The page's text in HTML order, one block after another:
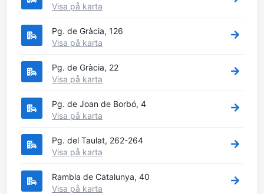
Visa på karta
Pg. de Gràcia, 126
Visa på karta
Pg. de Gràcia, 22
Visa på karta
Pg. de Joan de Borbó, 4
Visa på karta
Pg. del Taulat, 262-264
Visa på karta
Rambla de Catalunya, 40
Visa på karta